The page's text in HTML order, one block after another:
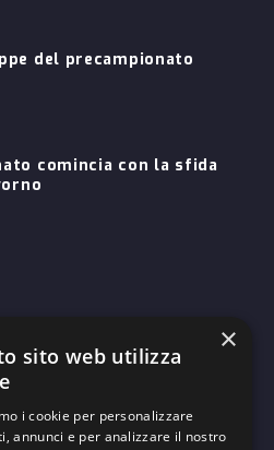
del precampionato
comincia con la sfida
×
sito web utilizza
i cookie per personalizzare
annunci e per analizzare il nostro